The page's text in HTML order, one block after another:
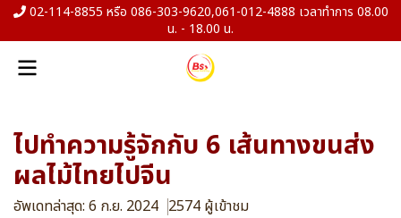
02-114-8855 หรือ 086-303-9620,061-012-4888 เวลาทำการ 08.00
น. - 18.00 น.
ไปทำความรู้จักกับ 6 เส้นทางขนส่ง
ผลไม้ไทยไปจีน
อัพเดทล่าสุด: 6 ก.ย. 2024 2574 ผู้เข้าชม